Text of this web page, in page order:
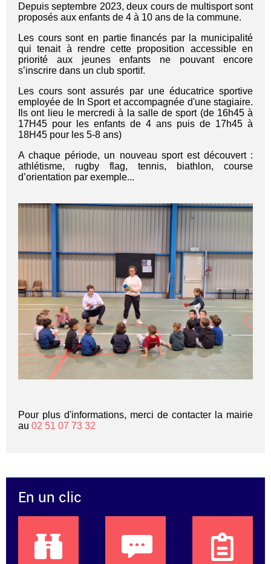
Depuis septembre 2023, deux cours de multisport sont
proposés aux enfants de 4 à 10 ans de la commune.
Les cours sont en partie financés par la municipalité
qui tenait à rendre cette proposition accessible en
priorité aux jeunes enfants ne pouvant encore
s’inscrire dans un club sportif.
Les cours sont assurés par une éducatrice sportive
employée de In Sport et accompagnée d'une stagiaire.
Ils ont lieu le mercredi à la salle de sport (de 16h45 à
17H45 pour les enfants de 4 ans puis de 17h45 à
18H45 pour les 5-8 ans)
A chaque période, un nouveau sport est découvert :
athlétisme, rugby flag, tennis, biathlon, course
d’orientation par exemple...
Pour plus d'informations, merci de contacter la mairie
au 02 51 07 73 32
En un clic